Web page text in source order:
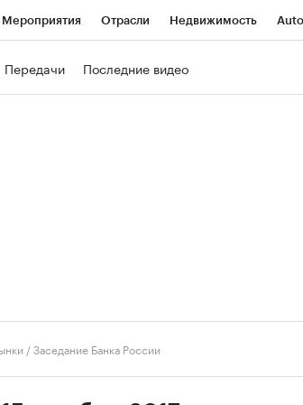
Мероприятия Отрасли Недвижимость
Передачи Последние видео
/Заседание Банка России